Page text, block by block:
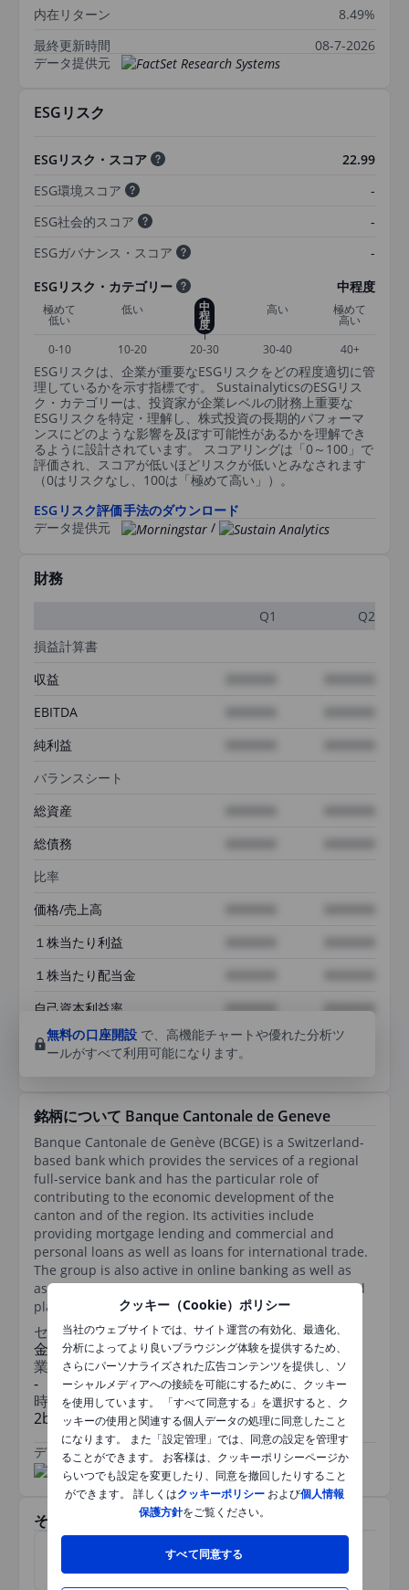
クッキー（Cookie）ポリシー
当社のウェブサイトでは、サイト運営の有効化、最適化、
分析によってより良いブラウジング体験を提供するため、
さらにパーソナライズされた広告コンテンツを提供し、ソ
ーシャルメディアへの接続を可能にするために、クッキー
を使用しています。 「すべて同意する」を選択すると、ク
ッキーの使用と関連する個人データの処理に同意したこと
になります。 また「設定管理」では、同意の設定を管理す
ることができます。 お客様は、クッキーポリシーページか
らいつでも設定を変更したり、同意を撤回したりすること
ができます。 詳しくはクッキーポリシー および個人情報
保護方針をご覧ください。
すべて同意する
内在リターン
8.49%
最終更新時間
08-7-2026
データ提供元
ESGリスク
ESGリスク・スコア
22.99
ESG環境スコア
-
ESG社会的スコア
-
ESGガバナンス・スコア
-
ESGリスク・カテゴリー
中程度
極めて
低い
低い 中
程
度
高い 極めて
高い
0-10
10-20 20-30 30-40 40+
ESGリスクは、企業が重要なESGリスクをどの程度適切に管
理しているかを示す指標です。 SustainalyticsのESGリス
ク・カテゴリーは、投資家が企業レベルの財務上重要な
ESGリスクを特定・理解し、株式投資の長期的パフォーマ
ンスにどのような影響を及ぼす可能性があるかを理解でき
るように設計されています。 スコアリングは「0～100」で
評価され、スコアが低いほどリスクが低いとみなされます
（0はリスクなし、100は「極めて高い」）。
ESGリスク評価手法のダウンロード
データ提供元
/
財務
Q1
Q2
損益計算書
収益
EBITDA
純利益
バランスシート
総資産
総債務
比率
価格/売上高
１株当たり利益
１株当たり配当金
自己資本利益率
XXXXXXX
XXXXXXX
無料の口座開設 で、高機能チャートや優れた分析ツ
ールがすべて利用可能になります。
銘柄について Banque Cantonale de Geneve
Banque Cantonale de Genève (BCGE) is a Switzerland-
based bank which provides the services of a regional
full-service bank and has the particular role of
contributing to the economic development of the
canton and of the region. Its activities include
providing mortgage lending and commercial and
personal loans as well as loans for international trade.
The group is also active in online banking as well as
asset management and manages public offerings and
placements in the financial markets.
セクター
金融
業種
-
時価総額
2bn
データ提供元
その他関連銘柄